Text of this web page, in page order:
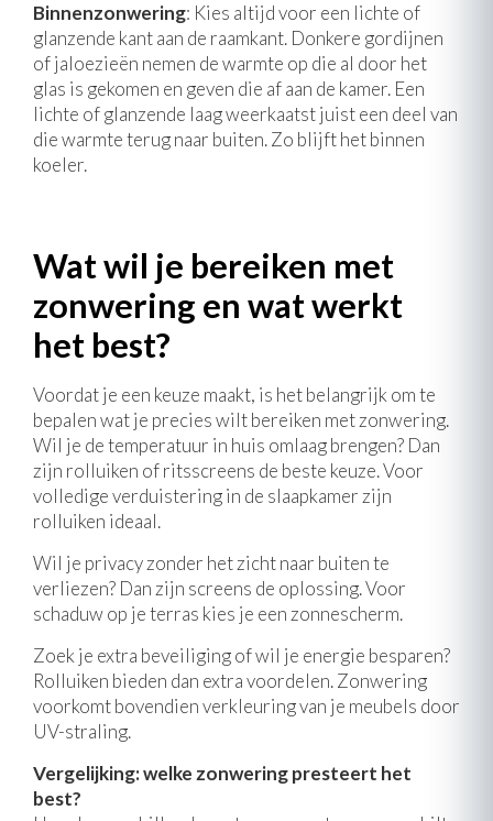
Binnenzonwering: Kies altijd voor een lichte of
glanzende kant aan de raamkant. Donkere gordijnen
of jaloezieën nemen de warmte op die al door het
glas is gekomen en geven die af aan de kamer. Een
lichte of glanzende laag weerkaatst juist een deel van
die warmte terug naar buiten. Zo blijft het binnen
koeler.
Wat wil je bereiken met
zonwering en wat werkt
het best?
Voordat je een keuze maakt, is het belangrijk om te
bepalen wat je precies wilt bereiken met zonwering.
Wil je de temperatuur in huis omlaag brengen? Dan
zijn rolluiken of ritsscreens de beste keuze. Voor
volledige verduistering in de slaapkamer zijn
rolluiken ideaal.
Wil je privacy zonder het zicht naar buiten te
verliezen? Dan zijn screens de oplossing. Voor
schaduw op je terras kies je een zonnescherm.
Zoek je extra beveiliging of wil je energie besparen?
Rolluiken bieden dan extra voordelen. Zonwering
voorkomt bovendien verkleuring van je meubels door
UV-straling.
Vergelijking: welke zonwering presteert het
best?